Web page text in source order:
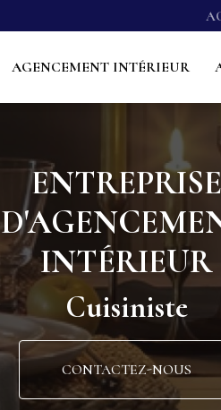
AGENCEMENT INTÉRIEUR
ENTREPRISE
INTÉRIEUR
Cuisiniste
CONTACTEZ-NOUS